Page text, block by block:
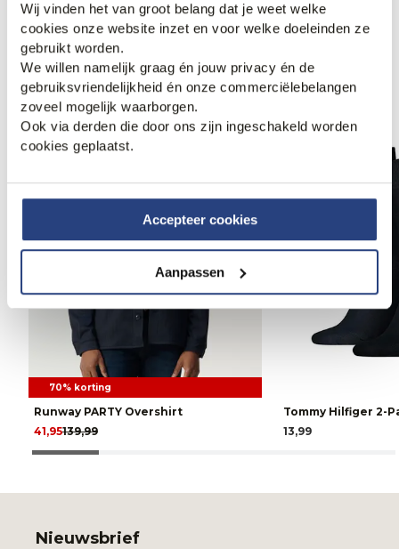
Wij vinden het van groot belang dat je weet welke
cookies onze website inzet en voor welke doeleinden ze
gebruikt worden.
We willen namelijk graag én jouw privacy én de
gebruiksvriendelijkheid én onze commerciëlebelangen
zoveel mogelijk waarborgen.
Ook via derden die door ons zijn ingeschakeld worden
cookies geplaatst.
Accepteer cookies
Aanpassen
Anderen bekeken ook
70% korting
Runway PARTY Overshirt
139,99
41,95
Tommy Hilfiger 2-
13,99
Nieuwsbrief